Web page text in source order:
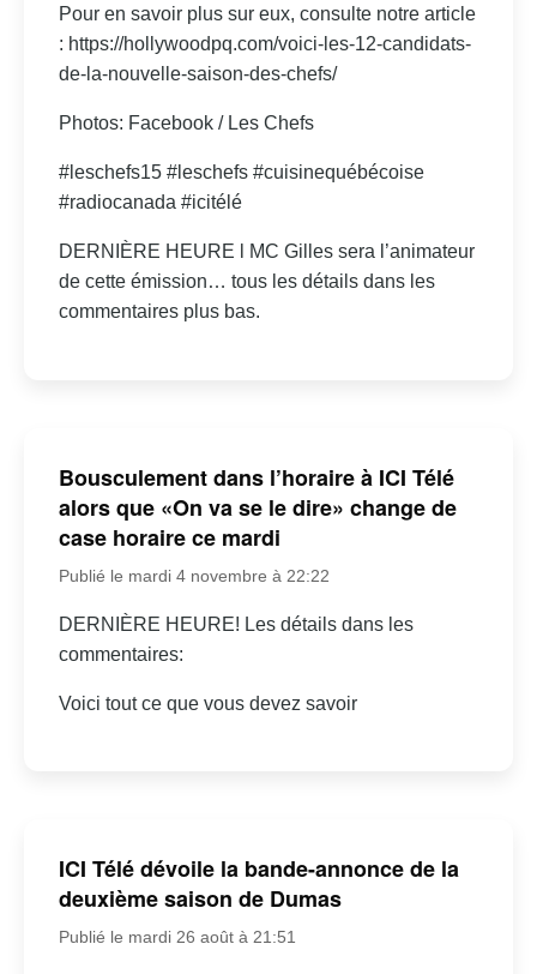
Pour en savoir plus sur eux, consulte notre article
: https://hollywoodpq.com/voici-les-12-candidats-
de-la-nouvelle-saison-des-chefs/
Photos: Facebook / Les Chefs
#leschefs15 #leschefs #cuisinequébécoise
#radiocanada #icitélé
DERNIÈRE HEURE l MC Gilles sera l’animateur
de cette émission… tous les détails dans les
commentaires plus bas.
Bousculement dans l’horaire à ICI Télé
alors que «On va se le dire» change de
case horaire ce mardi
Publié le mardi 4 novembre à 22:22
DERNIÈRE HEURE! Les détails dans les
commentaires:
Voici tout ce que vous devez savoir
ICI Télé dévoile la bande-annonce de la
deuxième saison de Dumas
Publié le mardi 26 août à 21:51